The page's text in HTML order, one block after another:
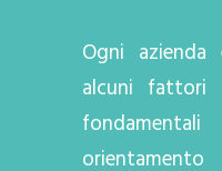
Ogni azienda
alcuni fattori